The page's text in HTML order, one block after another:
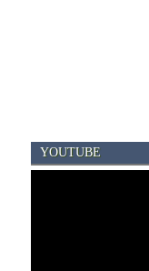
YOUTUBE